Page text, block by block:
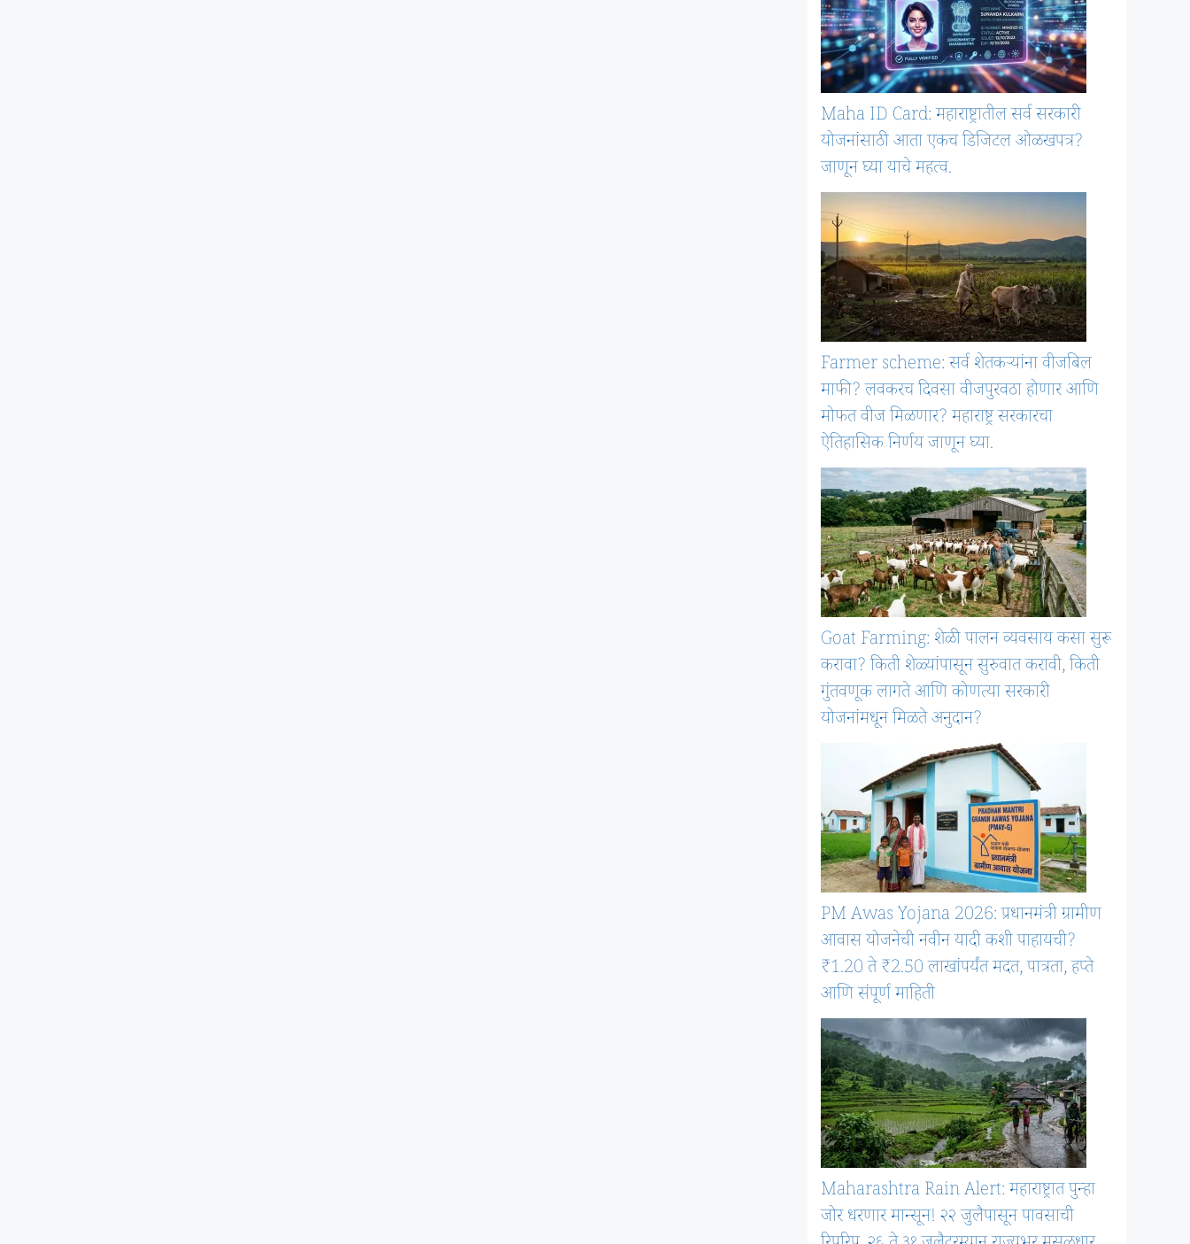
Maha ID Card: महाराष्ट्रातील सर्व सरकारी
योजनांसाठी आता एकच डिजिटल ओळखपत्र?
जाणून घ्या याचे महत्व.
Farmer scheme: सर्व शेतकऱ्यांना वीजबिल
माफी? लवकरच दिवसा वीजपुरवठा होणार आणि
मोफत वीज मिळणार? महाराष्ट्र सरकारचा
ऐतिहासिक निर्णय जाणून घ्या.
Goat Farming: शेळी पालन व्यवसाय कसा सुरू
करावा? किती शेळ्यांपासून सुरुवात करावी, किती
गुंतवणूक लागते आणि कोणत्या सरकारी
योजनांमधून मिळते अनुदान?
PM Awas Yojana 2026: प्रधानमंत्री ग्रामीण
आवास योजनेची नवीन यादी कशी पाहायची?
₹1.20 ते ₹2.50 लाखांपर्यंत मदत, पात्रता, हप्ते
आणि संपूर्ण माहिती
Maharashtra Rain Alert: महाराष्ट्रात पुन्हा
जोर धरणार मान्सून! २२ जुलैपासून पावसाची